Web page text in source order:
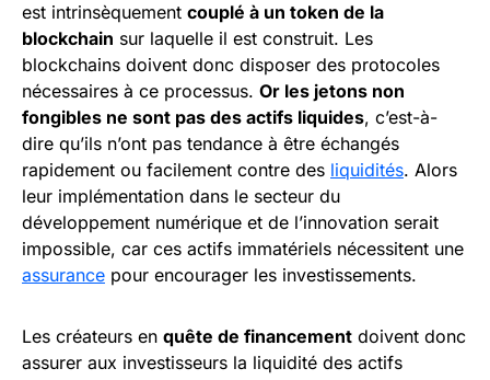
est intrinsèquement couplé à un token de la
blockchain sur laquelle il est construit. Les
blockchains doivent donc disposer des protocoles
nécessaires à ce processus. Or les jetons non
fongibles ne sont pas des actifs liquides, c’est-à-
dire qu’ils n’ont pas tendance à être échangés
rapidement ou facilement contre des liquidités. Alors
leur implémentation dans le secteur du
développement numérique et de l’innovation serait
impossible, car ces actifs immatériels nécessitent une
assurance pour encourager les investissements.
Les créateurs en quête de financement doivent donc
assurer aux investisseurs la liquidité des actifs